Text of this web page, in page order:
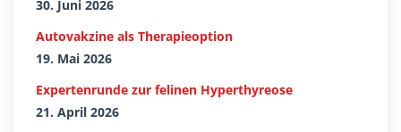
30. Juni 2026
Autovakzine als Therapieoption
19. Mai 2026
Expertenrunde zur felinen Hyperthyreose
21. April 2026